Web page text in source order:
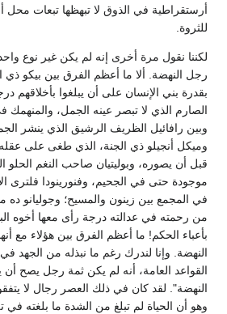
أرستقراطية في الذوق لا تبهظها تبعات محل
للثروة.
لكننا نقول مرة أخرى إنه لم يكن غير نوع
رجل النهضة. ألا ما أعظم الفرق بين بيكو ذي
بقدرة بني الإنسان على أن يبلغوا بأخلاقهم
الصارم الذي لا تبصر عينه الجمل، والمنهمك
وبين رافائيل الظريف الرشيق الذي ينشر
وميكل أنجيلو ذي الجنة، الذي طغى على
قبل أن يصوره، وبوليتيان صاحب النغم
موجودة حتى في الجحيم، وفنورينودا فلترى
في المجمع بين زينون والمسيح؛ وجوليانو ده
من رحمته في عدالته درجة رأى معها أخوه
بأعباء الحكم! ما أعظم الفرق بين هؤلاء مع
النهضة. وإنا لندرك رغم ما نبذله من الجهد
القواعد العامة، أنه لم يكن ثمة رجل يصح
النهضة". لقد كان في ذلك العصر رجال لا
وهو أن الحياة لم تبلغ من الشدة ما بلغته في